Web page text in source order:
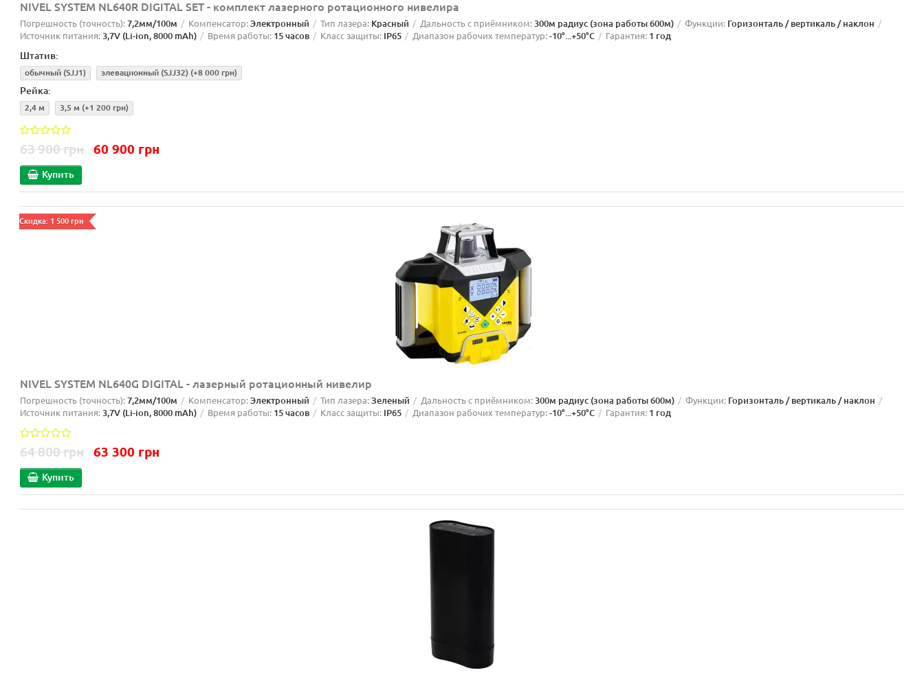
NIVEL SYSTEM NL640R DIGITAL SET - комплект лазерного ротационного нивелира
Погрешность (точность): 7,2мм/100м Компенсатор: Электронный Тип лазера: Красный Дальность с приёмником: 300м радиус (зона работы 600м) Функции: Горизонталь / вертикаль / наклон
Источник питания: 3,7V (Li-ion, 8000 mAh) Время работы: 15 часов Класс защиты: IP65 Диапазон рабочих температур: -10°...+50°C Гарантия: 1 год
Штатив:
обычный (SJJ1) элевационный (SJJ32) (+8 000 грн)
Рейка:
2,4 м 3,5 м (+1 200 грн)
63 900 грн 60 900 грн
Купить
Скидка: 1 500 грн
NIVEL SYSTEM NL640G DIGITAL - лазерный ротационный нивелир
Погрешность (точность): 7,2мм/100м Компенсатор: Электронный Тип лазера: Зеленый Дальность с приёмником: 300м радиус (зона работы 600м) Функции: Горизонталь / вертикаль / наклон
Источник питания: 3,7V (Li-ion, 8000 mAh) Время работы: 15 часов Класс защиты: IP65 Диапазон рабочих температур: -10°...+50°C Гарантия: 1 год
64 800 грн 63 300 грн
Купить